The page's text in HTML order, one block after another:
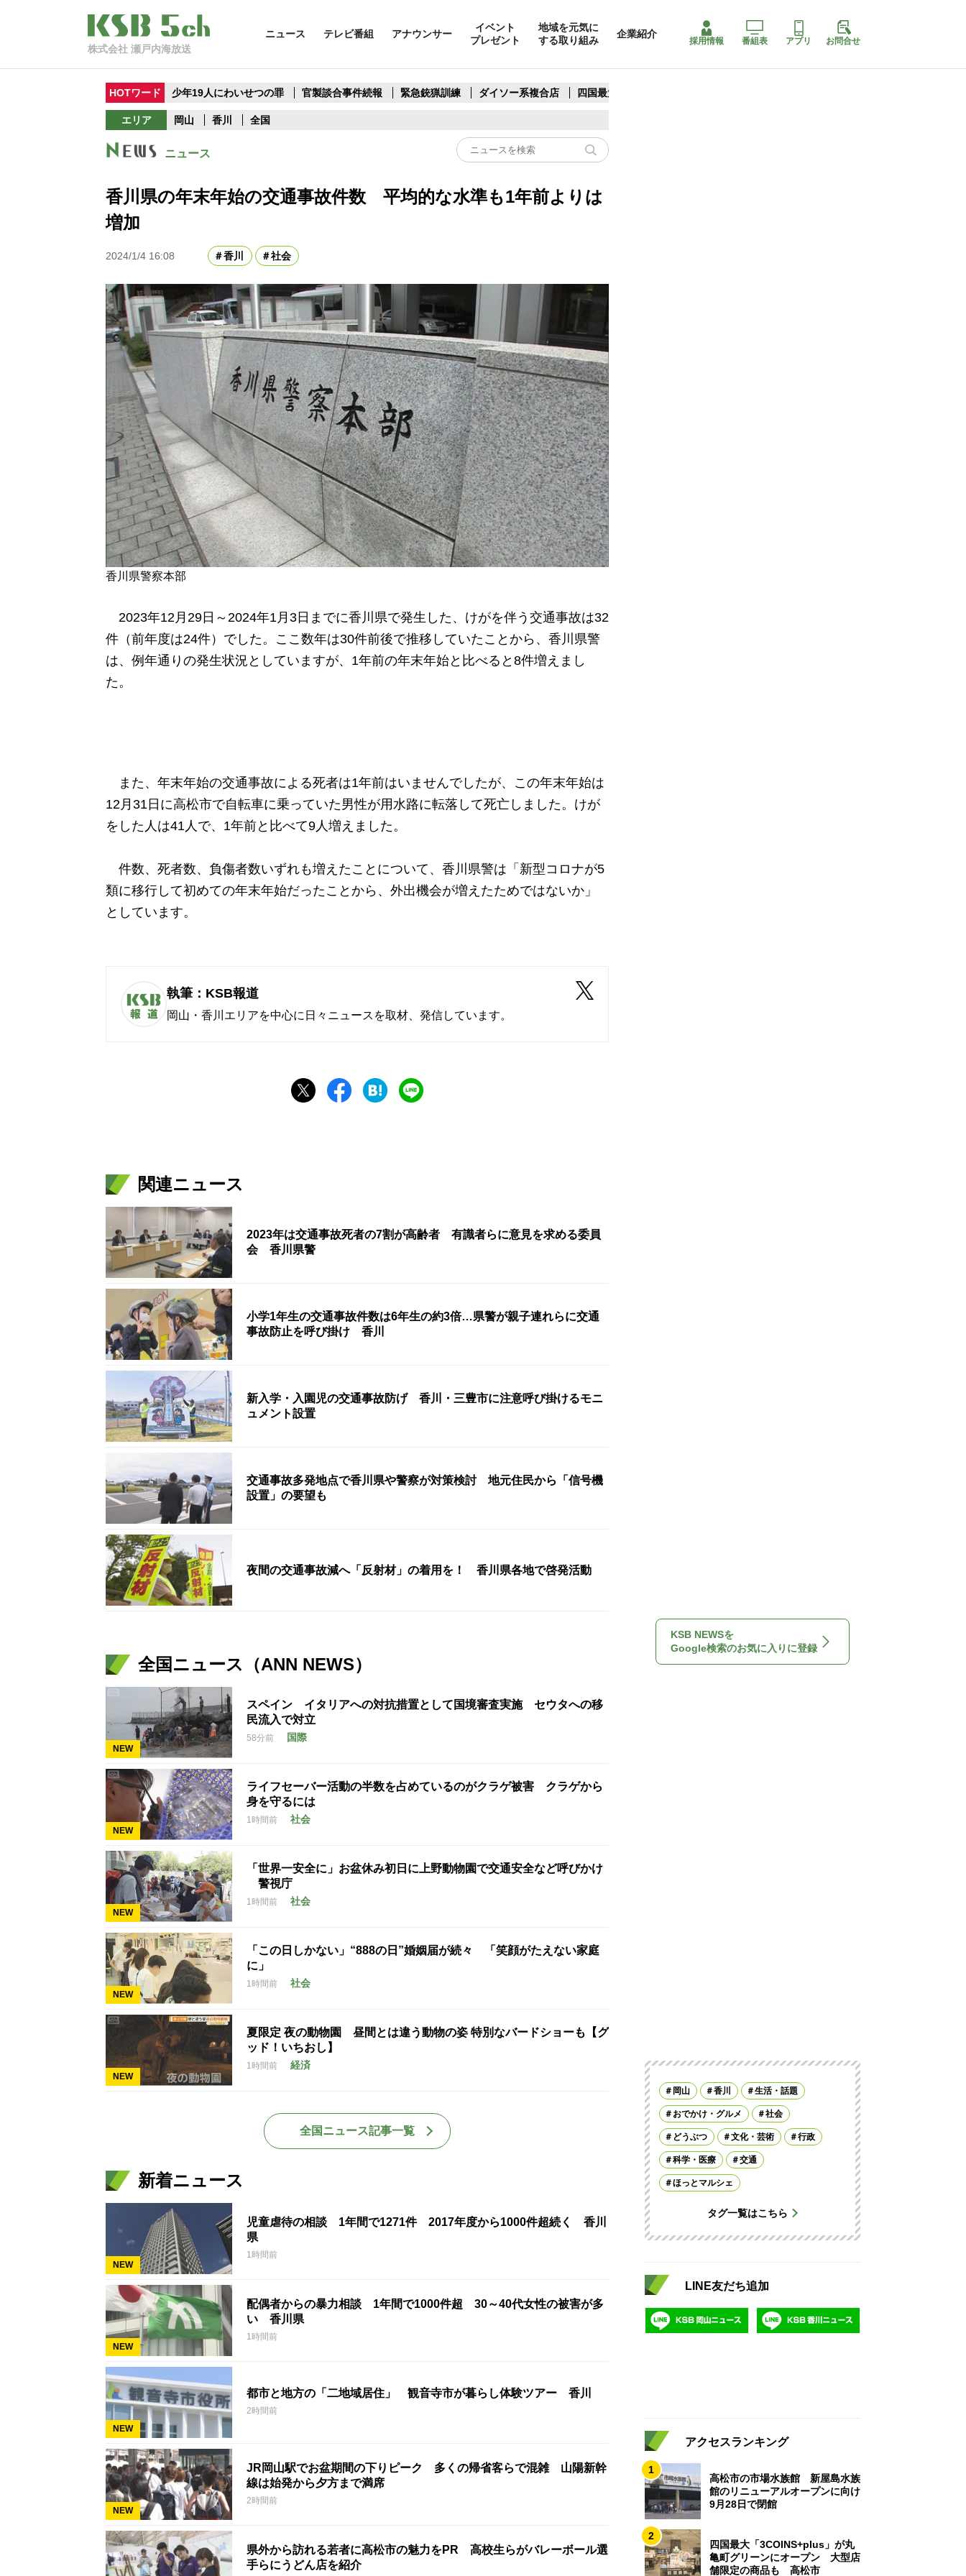
株式会社 瀬戸内海放送
ニュース テレビ番組 アナウンサー
イベント
プレゼント
地域を元気に
する取り組み
企業紹介
採用情報 番組表 アプリ お問合せ
HOTワード 少年19人にわいせつの罪 官製談合事件続報 緊急銃猟訓練 ダイソー系複合店 四国最大スリコ
エリア 岡山 香川 全国
ニュース
香川県の年末年始の交通事故件数 平均的な水準も1年前よりは
増加
2024/1/4 16:08 香川 社会
香川県警察本部
2023年12月29日～2024年1月3日までに香川県で発生した、けがを伴う交通事故は32
件（前年度は24件）でした。ここ数年は30件前後で推移していたことから、香川県警
は、例年通りの発生状況としていますが、1年前の年末年始と比べると8件増えまし
た。
また、年末年始の交通事故による死者は1年前はいませんでしたが、この年末年始は
12月31日に高松市で自転車に乗っていた男性が用水路に転落して死亡しました。 けが
をした人は41人で、1年前と比べて9人増えました。
件数、死者数、負傷者数いずれも増えたことについて、香川県警は「新型コロナが5
類に移行して初めての年末年始だったことから、外出機会が増えたためではないか」
としています。
執筆：KSB報道
岡山・香川エリアを中心に日々ニュースを取材、発信しています。
関連ニュース
2023年は交通事故死者の7割が高齢者 有識者らに意見を求める委員
会 香川県警
小学1年生の交通事故件数は6年生の約3倍…県警が親子連れらに交通
事故防止を呼び掛け 香川
新入学・入園児の交通事故防げ 香川・三豊市に注意呼び掛けるモニ
ュメント設置
交通事故多発地点で香川県や警察が対策検討 地元住民から「信号機
設置」の要望も
夜間の交通事故減へ「反射材」の着用を！ 香川県各地で啓発活動
全国ニュース（ANN NEWS）
NEW
スペイン イタリアへの対抗措置として国境審査実施 セウタへの移
民流入で対立
58分前 国際
NEW
ライフセーバー活動の半数を占めているのがクラゲ被害 クラゲから
身を守るには
1時間前 社会
NEW
「世界一安全に」お盆休み初日に上野動物園で交通安全など呼びかけ
警視庁
1時間前 社会
NEW
「この日しかない」“888の日”婚姻届が続々 「笑顔がたえない家庭
に」
1時間前 社会
NEW
夏限定 夜の動物園 昼間とは違う動物の姿 特別なバードショーも【グ
ッド！いちおし】
1時間前 経済
全国ニュース記事一覧
新着ニュース
NEW
児童虐待の相談 1年間で1271件 2017年度から1000件超続く 香川
県
1時間前
NEW
配偶者からの暴力相談 1年間で1000件超 30～40代女性の被害が多
い 香川県
1時間前
NEW
都市と地方の「二地域居住」 観音寺市が暮らし体験ツアー 香川
2時間前
NEW
JR岡山駅でお盆期間の下りピーク 多くの帰省客らで混雑 山陽新幹
線は始発から夕方まで満席
2時間前
県外から訪れる若者に高松市の魅力をPR 高校生らがバレーボール選
手らにうどん店を紹介
KSB NEWSを
Google検索のお気に入りに登録
岡山 香川 生活・話題
おでかけ・グルメ 社会
どうぶつ 文化・芸術 行政
科学・医療 交通
ほっとマルシェ
タグ一覧はこちら
LINE友だち追加
アクセスランキング
1
高松市の市場水族館 新屋島水族
館のリニューアルオープンに向け
9月28日で閉館
2
四国最大「3COINS+plus」が丸
亀町グリーンにオープン 大型店
舗限定の商品も 高松市